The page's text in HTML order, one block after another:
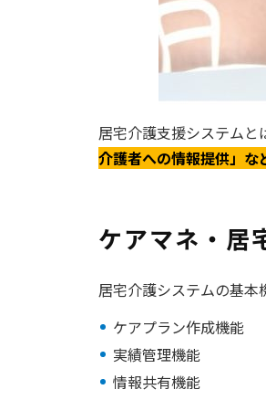
居宅介護支援システムと
介護者への情報提供」な
ケアマネ・居
居宅介護システムの基本
ケアプラン作成機能
実績管理機能
情報共有機能